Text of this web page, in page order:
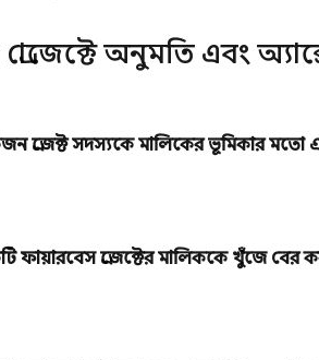
অনুমতি এবং
প্রজেক্ট সদস্যকে মালিকের ভূমিকার মতো
ফায়ারবেস প্রজেক্টের মালিককে খুঁজে বের